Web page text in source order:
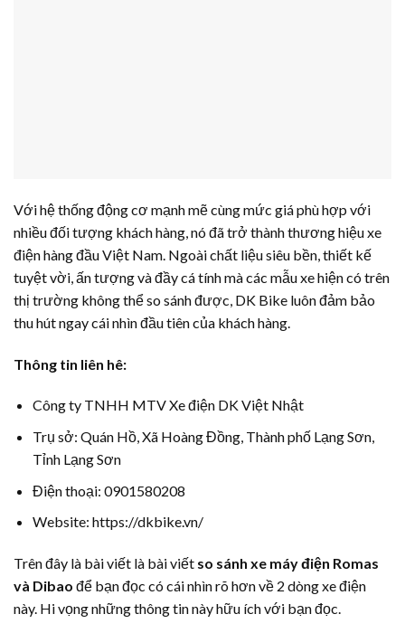
Với hệ thống động cơ mạnh mẽ cùng mức giá phù hợp với
nhiều đối tượng khách hàng, nó đã trở thành thương hiệu xe
điện hàng đầu Việt Nam. Ngoài chất liệu siêu bền, thiết kế
tuyệt vời, ấn tượng và đầy cá tính mà các mẫu xe hiện có trên
thị trường không thể so sánh được, DK Bike luôn đảm bảo
thu hút ngay cái nhìn đầu tiên của khách hàng.
Thông tin liên hê:
Công ty TNHH MTV Xe điện DK Việt Nhật
Trụ sở: Quán Hồ, Xã Hoàng Đồng, Thành phố Lạng Sơn,
Tỉnh Lạng Sơn
Điện thoại: 0901580208
Website: https://dkbike.vn/
Trên đây là bài viết là bài viết so sánh xe máy điện Romas
và Dibao để bạn đọc có cái nhìn rõ hơn về 2 dòng xe điện
này. Hi vọng những thông tin này hữu ích với bạn đọc.